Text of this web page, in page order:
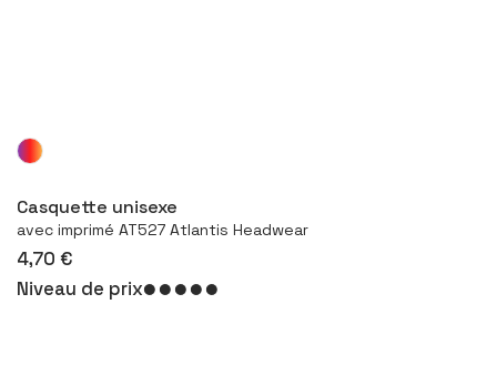
Casquette unisexe
avec imprimé AT527 Atlantis Headwear
4,70 €
Niveau de prix